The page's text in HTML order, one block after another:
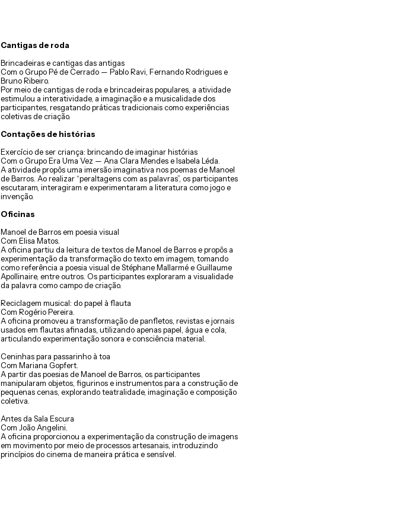
Cantigas de roda
Brincadeiras e cantigas das antigas
Com o Grupo Pé de Cerrado — Pablo Ravi, Fernando Rodrigues e
Bruno Ribeiro.
Por meio de cantigas de roda e brincadeiras populares, a atividade
estimulou a interatividade, a imaginação e a musicalidade dos
participantes, resgatando práticas tradicionais como experiências
coletivas de criação.
Contações de histórias
Exercício de ser criança: brincando de imaginar histórias
Com o Grupo Era Uma Vez — Ana Clara Mendes e Isabela Léda.
A atividade propôs uma imersão imaginativa nos poemas de Manoel
de Barros. Ao realizar “peraltagens com as palavras”, os participantes
escutaram, interagiram e experimentaram a literatura como jogo e
invenção.
Oficinas
Manoel de Barros em poesia visual
Com Elisa Matos.
A oficina partiu da leitura de textos de Manoel de Barros e propôs a
experimentação da transformação do texto em imagem, tomando
como referência a poesia visual de Stéphane Mallarmé e Guillaume
Apollinaire, entre outros. Os participantes exploraram a visualidade
da palavra como campo de criação.
Reciclagem musical: do papel à flauta
Com Rogério Pereira.
A oficina promoveu a transformação de panfletos, revistas e jornais
usados em flautas afinadas, utilizando apenas papel, água e cola,
articulando experimentação sonora e consciência material.
Ceninhas para passarinho à toa
Com Mariana Gopfert.
A partir das poesias de Manoel de Barros, os participantes
manipularam objetos, figurinos e instrumentos para a construção de
pequenas cenas, explorando teatralidade, imaginação e composição
coletiva.
Antes da Sala Escura
Com João Angelini.
A oficina proporcionou a experimentação da construção de imagens
em movimento por meio de processos artesanais, introduzindo
princípios do cinema de maneira prática e sensível.